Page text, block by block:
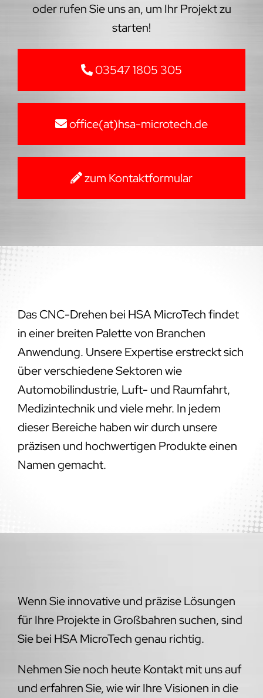
oder rufen Sie uns an, um Ihr Projekt zu
starten!
03547 1805 305
office(at)hsa-microtech.de
zum Kontaktformular
Das CNC-Drehen bei HSA MicroTech findet
in einer breiten Palette von Branchen
Anwendung. Unsere Expertise erstreckt sich
über verschiedene Sektoren wie
Automobilindustrie, Luft- und Raumfahrt,
Medizintechnik und viele mehr. In jedem
dieser Bereiche haben wir durch unsere
präzisen und hochwertigen Produkte einen
Namen gemacht.
Wenn Sie innovative und präzise Lösungen
für Ihre Projekte in Großbahren suchen, sind
Sie bei HSA MicroTech genau richtig.
Nehmen Sie noch heute Kontakt mit uns auf
und erfahren Sie, wie wir Ihre Visionen in die